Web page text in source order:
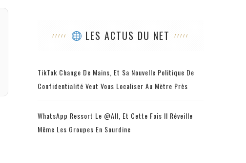
LES ACTUS DU NET
TikTok Change De Mains, Et Sa Nouvelle Politique De
Confidentialité Veut Vous Localiser Au Mètre Près
WhatsApp Ressort Le @all, Et Cette Fois Il Réveille
Même Les Groupes En Sourdine